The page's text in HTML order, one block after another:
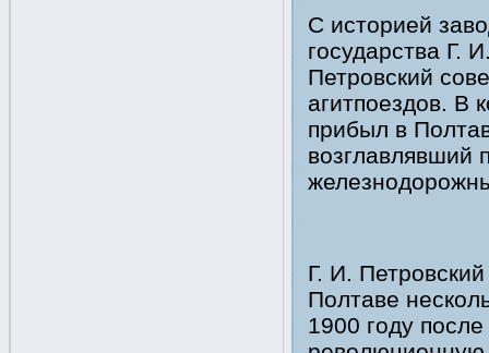
С историей
государства Г.
Петровский
агитпоездов. В
прибыл в
возглавлявший
Г. И.
Полтаве
1900 году